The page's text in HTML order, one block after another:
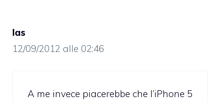
las
12/09/2012 alle 02:46
A me invece piacerebbe che l’iPhone 5